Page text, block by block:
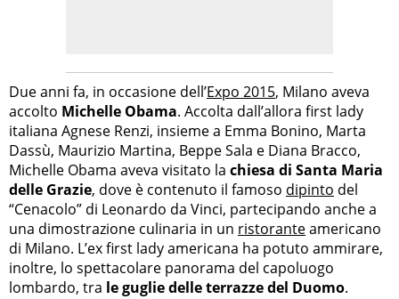
Due anni fa, in occasione dell’Expo 2015, Milano aveva
accolto Michelle Obama. Accolta dall’allora first lady
italiana Agnese Renzi, insieme a Emma Bonino, Marta
Dassù, Maurizio Martina, Beppe Sala e Diana Bracco,
Michelle Obama aveva visitato la chiesa di Santa Maria
delle Grazie, dove è contenuto il famoso dipinto del
“Cenacolo” di Leonardo da Vinci, partecipando anche a
una dimostrazione culinaria in un ristoranteamericano
di Milano. L’ex first lady americana ha potuto ammirare,
inoltre, lo spettacolare panorama del capoluogo
lombardo, tra le guglie delle terrazze del Duomo.